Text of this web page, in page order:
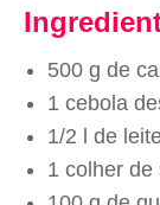
500 g de
1 cebola
1/2 l de
1 colher de